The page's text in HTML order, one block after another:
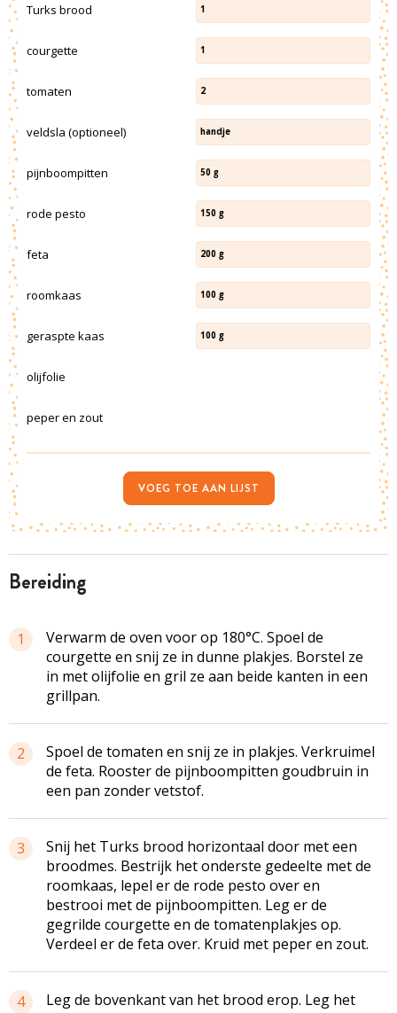
bereiding
1
Verwarm de oven voor op 180°C. Spoel de
courgette en snij ze in dunne plakjes. Borstel ze
in met olijfolie en gril ze aan beide kanten in een
grillpan.
2
Spoel de tomaten en snij ze in plakjes. Verkruimel
de feta. Rooster de pijnboompitten goudbruin in
een pan zonder vetstof.
3
Snij het Turks brood horizontaal door met een
broodmes. Bestrijk het onderste gedeelte met de
roomkaas, lepel er de rode pesto over en
bestrooi met de pijnboompitten. Leg er de
gegrilde courgette en de tomatenplakjes op.
Verdeel er de feta over. Kruid met peper en zout.
4
Leg de bovenkant van het brood erop. Leg het
Turks brood 1
courgette 1
tomaten 2
veldsla (optioneel) handje
pijnboompitten 50 g
rode pesto 150 g
feta 200 g
roomkaas 100 g
geraspte kaas 100 g
olijfolie
peper en zout
VOEG TOE AAN LIJST